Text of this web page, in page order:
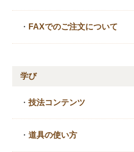
・ FAXでのご注文について
学び
・技法コンテンツ
・道具の使い方